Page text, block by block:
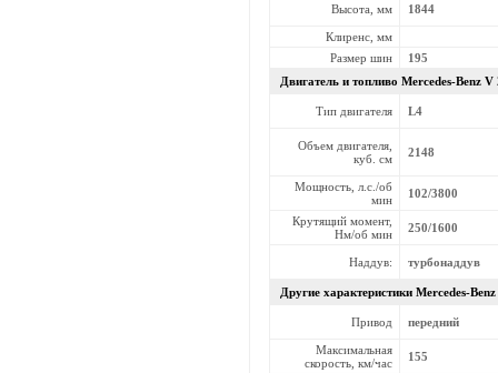
Высота, мм 1844
Клиренс, мм
Размер шин
195
Двигатель и топливо Mercedes-Benz V
Тип двигателя L4
Объем двигателя,
куб. см
2148
Мощность, л.с./об
мин
102/3800
Крутящий момент,
Нм/об мин
250/1600
Наддув: турбонаддув
Другие характеристики Mercedes-Benz
Привод передний
Максимальная
скорость, км/час
155